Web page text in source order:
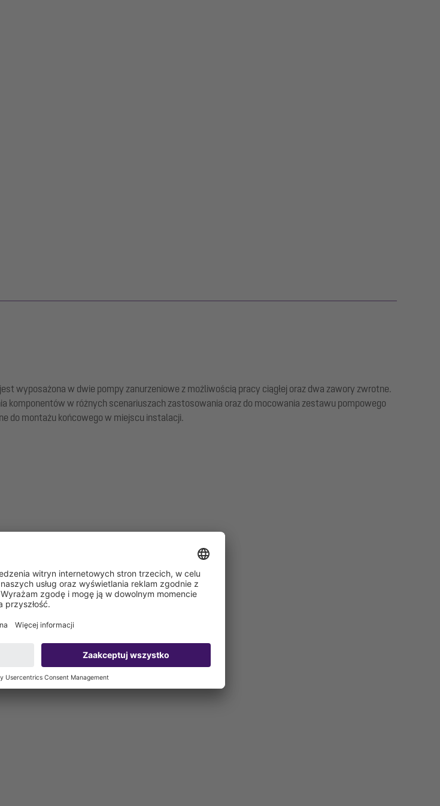
wyposażona w dwie pompy zanurzeniowe z możliwością pracy ciągłej oraz dwa zawory zwrotne.
komponentów w różnych scenariuszach zastosowania oraz do mocowania zestawu pompowego
do montażu końcowego w miejscu instalacji.